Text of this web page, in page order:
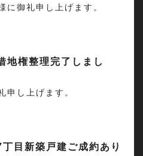
に御礼申し上げます。
地権整理完了しまし
申し上げます。
目新築戸建ご成約あり